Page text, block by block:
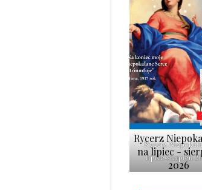
Rycerz
lipiec-sierpień
Rycerz
na lipiec -
2026